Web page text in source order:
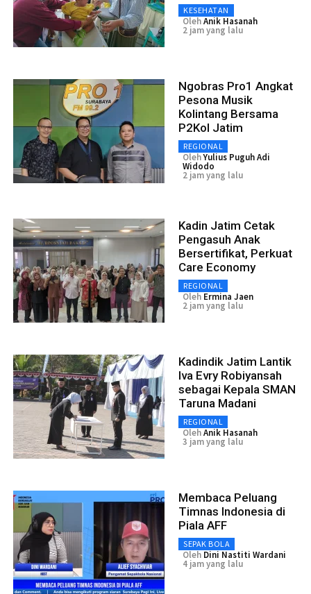
KESEHATAN
OlehAnik Hasanah
2 jam yang lalu
Ngobras Pro1 Angkat
Pesona Musik
Kolintang Bersama
P2Kol Jatim
REGIONAL
OlehYulius Puguh Adi
Widodo
2 jam yang lalu
Kadin Jatim Cetak
Pengasuh Anak
Bersertifikat, Perkuat
Care Economy
REGIONAL
Oleh Ermina Jaen
2 jam yang lalu
Kadindik Jatim Lantik
Iva Evry Robiyansah
sebagai Kepala SMAN
Taruna Madani
REGIONAL
OlehAnik Hasanah
3 jam yang lalu
Membaca Peluang
Timnas Indonesia di
Piala AFF
SEPAK BOLA
Oleh Dini Nastiti Wardani
4 jam yang lalu